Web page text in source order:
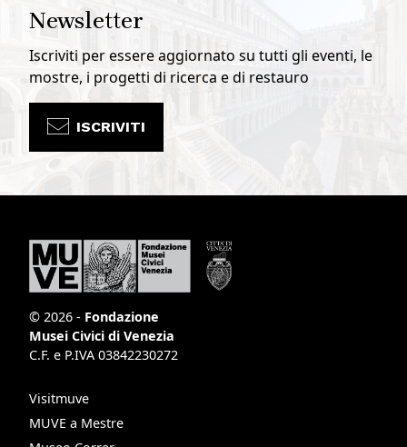
Newsletter
Iscriviti per essere aggiornato su tutti gli eventi, le
mostre, i progetti di ricerca e di restauro
ISCRIVITI
© 2026 - Fondazione
Musei Civici di Venezia
C.F. e P.IVA 03842230272
Visitmuve
MUVE a Mestre